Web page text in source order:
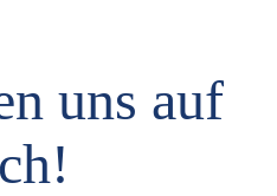
uns auf